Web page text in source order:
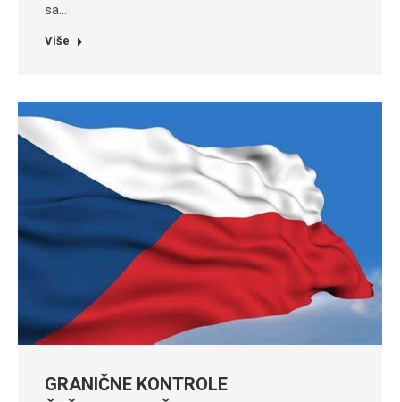
sa…
Više
GRANIČNE KONTROLE